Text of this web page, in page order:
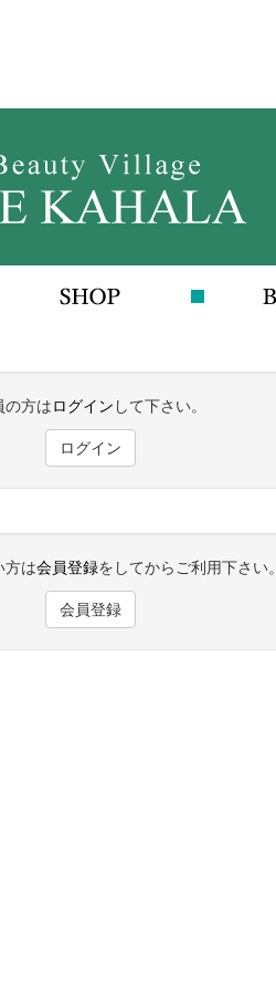
の方はログイン して下さい。
ログイン
方は会員登録をしてからご利用下さい。
会員登録